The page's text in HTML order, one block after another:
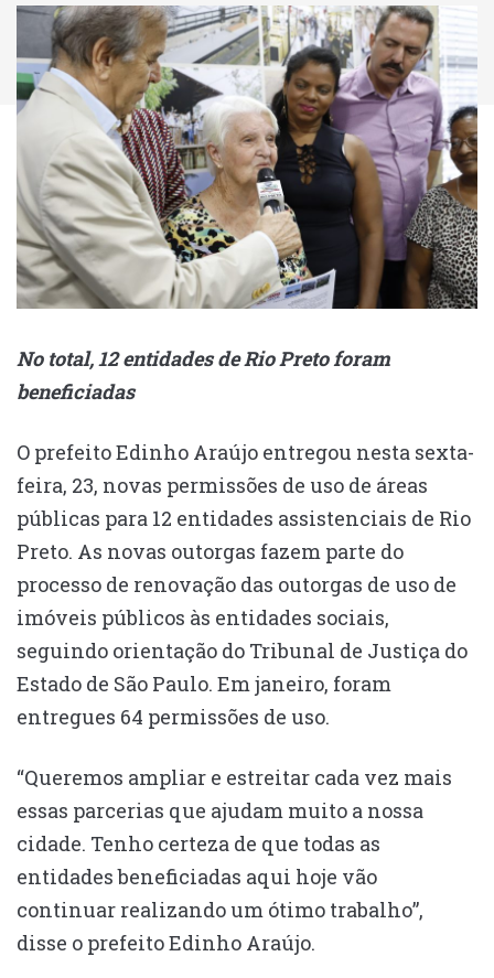
No total, 12 entidades de Rio Preto foram
beneficiadas
O prefeito Edinho Araújo entregou nesta sexta-
feira, 23, novas permissões de uso de áreas
públicas para 12 entidades assistenciais de Rio
Preto. As novas outorgas fazem parte do
processo de renovação das outorgas de uso de
imóveis públicos às entidades sociais,
seguindo orientação do Tribunal de Justiça do
Estado de São Paulo. Em janeiro, foram
entregues 64 permissões de uso.
“Queremos ampliar e estreitar cada vez mais
essas parcerias que ajudam muito a nossa
cidade. Tenho certeza de que todas as
entidades beneficiadas aqui hoje vão
continuar realizando um ótimo trabalho”,
disse o prefeito Edinho Araújo.